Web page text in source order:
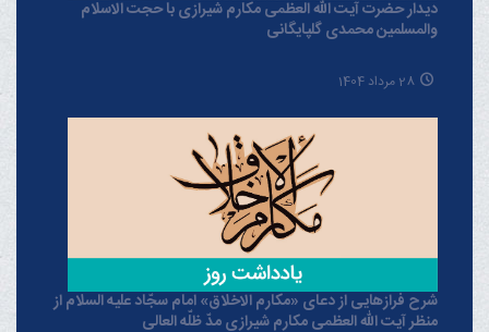
دیدار حضرت آیت الله العظمی مکارم شیرازی با حجت الاسلام
والمسلمین محمدی گلپایگانی
28 مرداد 1404
شرح فرازهایی از دعای «مکارم الاخلاق» امام سجّاد علیه السلام از
منظر آیت الله العظمی مکارم شیرازی مدّ ظلّه العالی